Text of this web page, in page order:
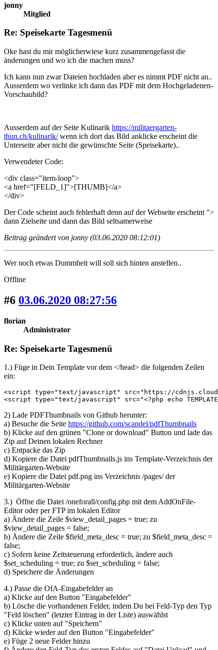
jonny
Mitglied
Re: Speisekarte Tagesmenü
Oke hast du mir möglicherwiese kurz zusammengefasst die
änderungen und wo ich die machen muss?
Ich kann nun zwar Dateien hochladen aber es nimmt PDF nicht an..
Ausserdem wo verlinke ich dann das PDF mit dem Hochgeladenen-
Vorschaubild?
Ausserdem auf der Seite Kulinarik https://militaergarten-
thun.ch/kulinarik/wenn ich dort das Bild anklicke erscheint die
Unterseite aber nicht die gewünschte Seite (Speisekarte)..
Verwendeter Code:
<div class="item-loop">
<a href="[FELD_1]">[THUMB]</a>
</div>
Der Code scheint auch fehlerhaft denn auf der Webseite erscheint ">
dann Zielseite und dann das Bild seltsamerweise
Beitrag geändert von jonny (03.06.2020 08:12:01)
Wer noch etwas Dummheit will soll sich hinten anstellen..
Offline
#6 03.06.2020 08:27:56
florian
Administrator
Re: Speisekarte Tagesmenü
1.) Füge in Dein Template vor dem </head> die folgenden Zeilen
ein:
<script type="text/javascript" src="https://
<script type="text/javascript" src="<?php echo
2) Lade PDFThumbnails von Github herunter:
a) Besuche die Seite https://github.com/scandel/pdfThumbnails
b) Klicke auf den grünen "Clone or download" Button und lade das
Zip auf Deinen lokalen Rechner
c) Entpacke das Zip
d) Kopiere die Datei pdfThumbnails.js ins Template-Verzeichnis der
Militärgarten-Website
e) Kopiere die Datei pdf.png ins Verzeichnis /pages/ der
Militärgarten-Website
3.) Öffne die Datei /oneforall/config.php mit dem AddOnFile-
Editor oder per FTP im lokalen Editor
a) Ändere die Zeile $view_detail_pages = true; zu
$view_detail_pages = false;
b) Ändere die Zeile $field_meta_desc = true; zu $field_meta_desc =
false;
c) Sofern keine Zeitsteuerung erforderlich, ändere auch
$set_scheduling = true; zu $set_scheduling = false;
d) Speichere die Änderungen
4.) Passe die OfA-Eingabefelder an
a) Klicke auf den Button "Eingabefelder"
b) Lösche die vorhandenen Felder, indem Du bei Feld-Typ den Typ
"Feld löschen" (letzter Eintrag in der Liste) auswählst
c) Klicke unten auf "Speichern"
d) Klicke wieder auf den Button "Eingabefelder"
e) Füge 2 neue Felder hinzu